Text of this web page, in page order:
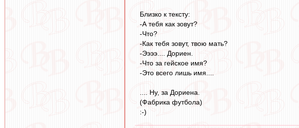
Близко к тексту:
-А тебя как зовут?
-Что?
-Как тебя зовут, твою мать?
-Ээээ.... Дориен.
-Что за гейское имя?
-Это всего лишь имя....
.... Ну, за Дориена.
(Фабрика футбола)
:-)